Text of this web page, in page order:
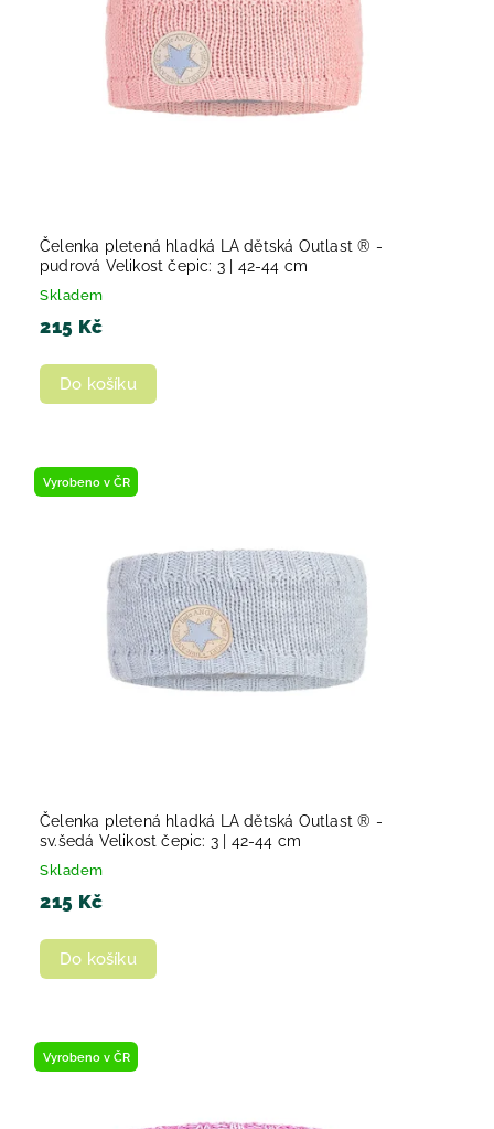
Čelenka pletená hladká LA dětská Outlast ® -
pudrová Velikost čepic: 3 | 42-44 cm
Skladem
215 Kč
Do košíku
Vyrobeno v ČR
Čelenka pletená hladká LA dětská Outlast ® -
sv.šedá Velikost čepic: 3 | 42-44 cm
Skladem
215 Kč
Do košíku
Vyrobeno v ČR